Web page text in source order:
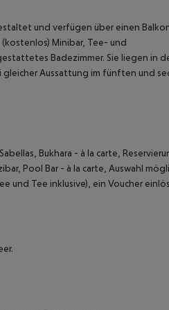
und verfügen über einen
Minibar, Tee- und
Badezimmer. Sie liegen in
gleicher Aussattung im fünften und
Sabellas, Bukhara - à la carte,
Pool Bar - à la carte, Auswahl
und Tee inklusive), ein Voucher